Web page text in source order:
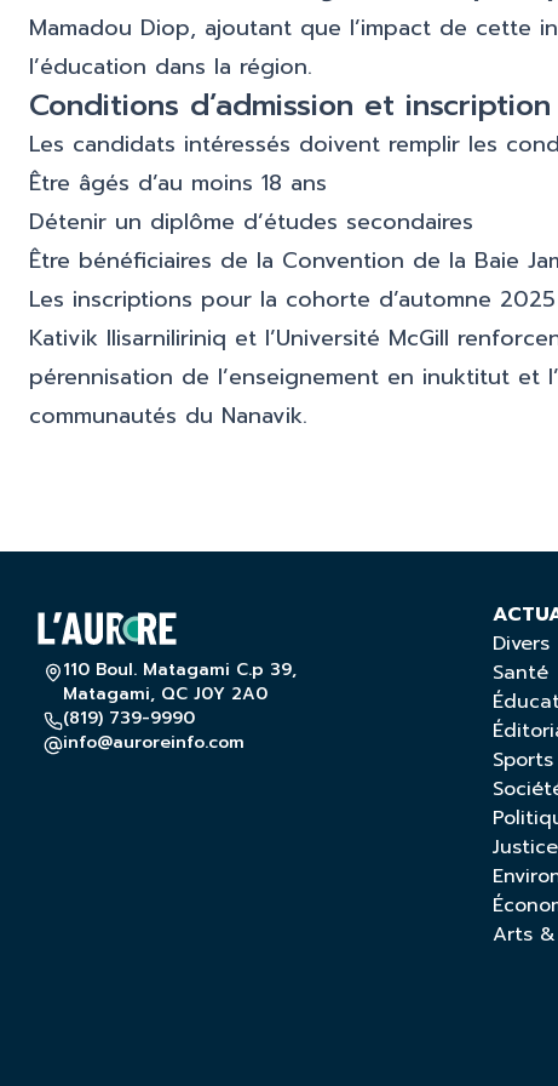
Mamadou Diop, ajoutant que l’impact de cette
l’éducation dans la région.
Conditions d’admission et inscription
Les candidats intéressés doivent remplir les
Être âgés d’au moins 18 ans
Détenir un diplôme d’études secondaires
Être bénéficiaires de la Convention de la Baie
Les inscriptions pour la cohorte d’automne
Kativik Ilisarniliriniq et l’Université McGill
pérennisation de l’enseignement en inuktitut et
communautés du Nanavik.
110 Boul. Matagami C.p 39,
Matagami, QC J0Y 2A0
(819) 739-9990
info@auroreinfo.com
Divers
Santé
Sports
Justice
Arts